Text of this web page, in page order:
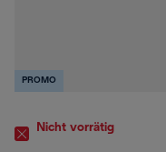
PROMO
Nicht vorrätig